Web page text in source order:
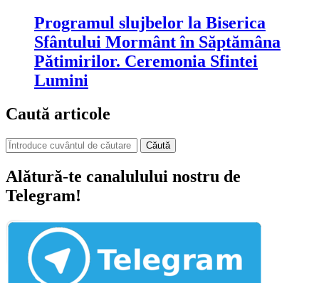
Programul slujbelor la Biserica
Sfântului Mormânt în Săptămâna
Pătimirilor. Ceremonia Sfintei
Lumini
Caută articole
Căută
Alătură-te canalulului nostru de
Telegram!